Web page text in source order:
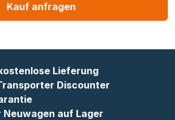
Kauf anfragen
Lieferung
Discounter
auf Lager